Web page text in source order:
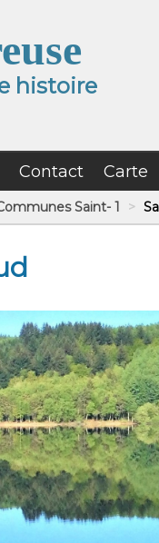
histoire
Contact Carte
Saint- 1 >